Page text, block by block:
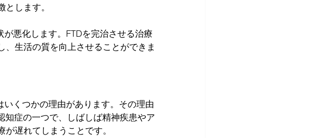
します。
悪化します。FTDを完治させる治療
生活の質を向上させることができま
くつかの理由があります。その理由
知症の一つで、しばしば精神疾患やア
遅れてしまうことです。